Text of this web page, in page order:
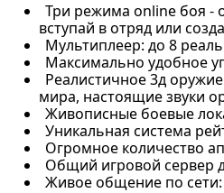
Три режима online боя -
вступай в отряд или
Мультиплеер: до 8
Максимально удобное
Реалистичное 3д
мира, настоящие звуки
Живописные боевые
Уникальная система
Огромное количество
Общий игровой сервер
Живое общение по